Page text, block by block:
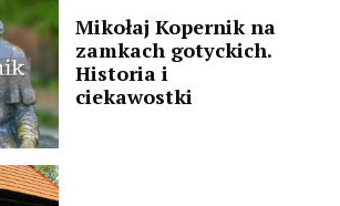
Mikołaj Kopernik na
zamkach gotyckich.
Historia i
ciekawostki